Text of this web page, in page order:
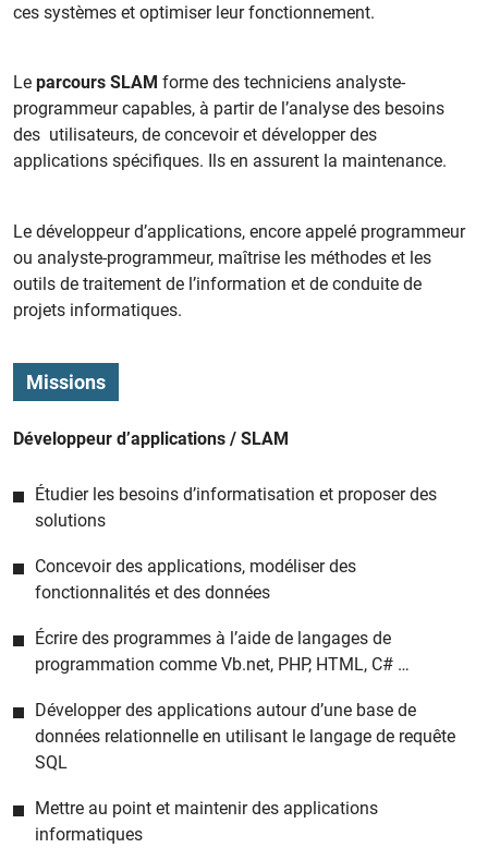
ces systèmes et optimiser leur fonctionnement.
Leparcours SLAM forme des techniciens analyste-
programmeur capables, à partir de l’analyse des besoins
des utilisateurs, de concevoir et développer des
applications spécifiques. Ils en assurent la maintenance.
Le développeur d’applications, encore appelé programmeur
ou analyste-programmeur, maîtrise les méthodes et les
outils de traitement de l’information et de conduite de
projets informatiques.
Missions
Développeur d’applications / SLAM
Étudier les besoins d’informatisation et proposer des
solutions
Concevoir des applications, modéliser des
fonctionnalités et des données
Écrire des programmes à l’aide de langages de
programmation comme Vb.net, PHP, HTML, C# …
Développer des applications autour d’une base de
données relationnelle en utilisant le langage de requête
SQL
Mettre au point et maintenir des applications
informatiques